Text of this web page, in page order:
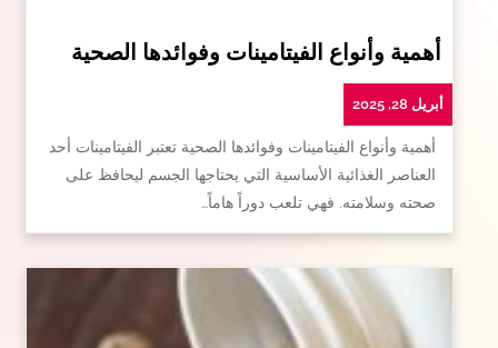
أهمية وأنواع الفيتامينات وفوائدها الصحية
أبريل 28, 2025
أهمية وأنواع الفيتامينات وفوائدها الصحية تعتبر الفيتامينات أحد
العناصر الغذائية الأساسية التي يحتاجها الجسم ليحافظ على
صحته وسلامته. فهي تلعب دوراً هاماً…